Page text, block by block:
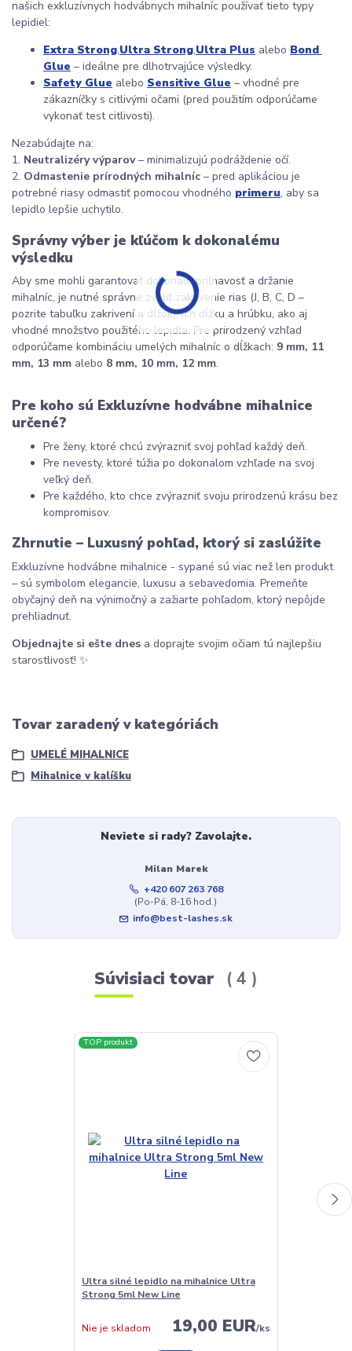
našich exkluzívnych hodvábnych mihalníc používať tieto typy
lepidiel:
Extra Strong,Ultra Strong,Ultra Plus alebo Bond
Glue – ideálne pre dlhotrvajúce výsledky.
Safety Glue alebo Sensitive Glue – vhodné pre
zákazníčky s citlivými očami (pred použitím odporúčame
vykonať test citlivosti).
Nezabúdajte na:
1. Neutralizéry výparov – minimalizujú podráždenie očí.
2. Odmastenie prírodných mihalníc – pred aplikáciou je
potrebné riasy odmastiť pomocou vhodného primeru, aby sa
lepidlo lepšie uchytilo.
Správny výber je kľúčom k dokonalému
výsledku
Aby sme mohli garantovať dokonalú priľnavosť a držanie
mihalníc, je nutné správne zvoliť zakrivenie rias (J, B, C, D –
pozrite tabuľku zakrivení a dĺžok), ich dĺžku a hrúbku, ako aj
vhodné množstvo použitého lepidla. Pre prirodzený vzhľad
odporúčame kombináciu umelých mihalníc o dĺžkach: 9 mm, 11
mm, 13 mm alebo 8 mm, 10 mm, 12 mm.
Pre koho sú Exkluzívne hodvábne mihalnice
určené?
Pre ženy, ktoré chcú zvýrazniť svoj pohľad každý deň.
Pre nevesty, ktoré túžia po dokonalom vzhľade na svoj
veľký deň.
Pre každého, kto chce zvýrazniť svoju prirodzenú krásu bez
kompromisov.
Zhrnutie – Luxusný pohľad, ktorý si zaslúžite
Exkluzívne hodvábne mihalnice - sypané sú viac než len produkt
– sú symbolom elegancie, luxusu a sebavedomia. Premeňte
obyčajný deň na výnimočný a zažiarte pohľadom, ktorý nepôjde
prehliadnuť.
Objednajte si ešte dnes a doprajte svojim očiam tú najlepšiu
starostlivosť! ✨
Tovar zaradený v kategóriách
UMELÉ MIHALNICE
Mihalnice v kalíšku
Neviete si rady? Zavolajte.
Milan Marek
+420 607 263 768
(Po-Pá, 8-16 hod.)
info@best-lashes.sk
Súvisiaci tovar 4
TOP produkt
Ultra silné lepidlo na mihalnice Ultra
Strong 5ml New Line
19,00 EUR/ks
Nie je skladom